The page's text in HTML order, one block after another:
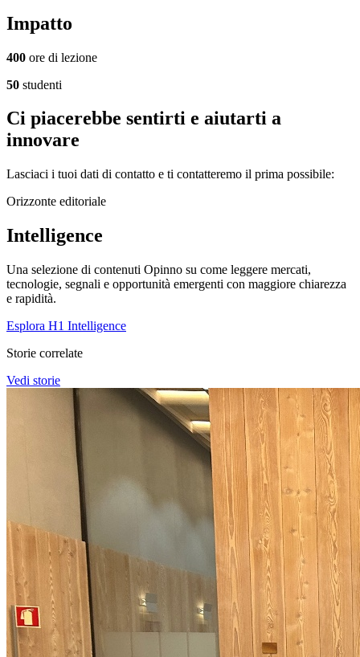
Impatto
400 ore di lezione
50 studenti
Ci piacerebbe sentirti e aiutarti a
innovare
Lasciaci i tuoi dati di contatto e ti contatteremo il prima possibile:
Orizzonte editoriale
Intelligence
Una selezione di contenuti Opinno su come leggere mercati,
tecnologie, segnali e opportunità emergenti con maggiore chiarezza
e rapidità.
Esplora H1 Intelligence
Storie correlate
Vedi storie